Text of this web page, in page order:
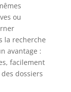
ou
la recherche
avantage :
facilement
dossiers